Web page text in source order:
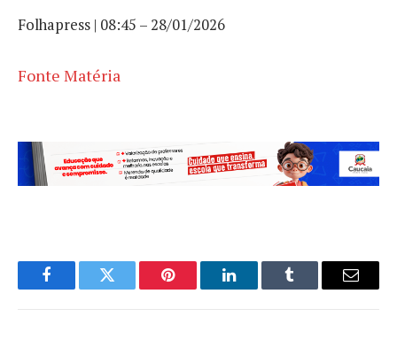
Folhapress | 08:45 – 28/01/2026
Fonte Matéria
FacebookTwitter Pinterest LinkedInTumblr Email